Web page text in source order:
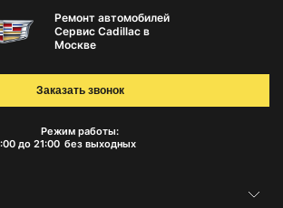
Ремонт автомобилей
Сервис Cadillac в
Москве
Режим работы:
до 21:00 без выходных
Заказать звонок